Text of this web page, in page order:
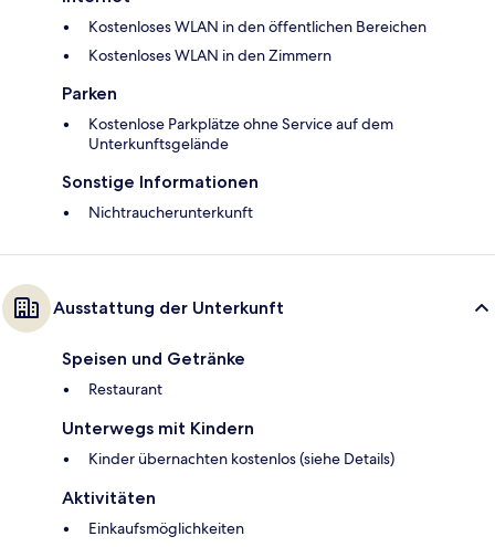
Kostenloses WLAN in den öffentlichen Bereichen
Kostenloses WLAN in den Zimmern
Parken
Kostenlose Parkplätze ohne Service auf dem
Unterkunftsgelände
Sonstige Informationen
Nichtraucherunterkunft
Ausstattung der Unterkunft
Speisen und Getränke
Restaurant
Unterwegs mit Kindern
Kinder übernachten kostenlos (siehe Details)
Aktivitäten
Einkaufsmöglichkeiten